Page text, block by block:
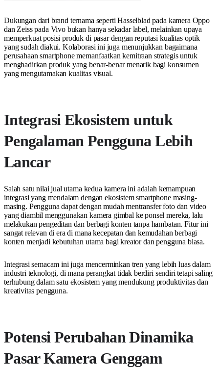
Dukungan dari brand ternama seperti Hasselblad pada kamera Oppo
dan Zeiss pada Vivo bukan hanya sekadar label, melainkan upaya
memperkuat posisi produk di pasar dengan reputasi kualitas optik
yang sudah diakui. Kolaborasi ini juga menunjukkan bagaimana
perusahaan smartphone memanfaatkan kemitraan strategis untuk
menghadirkan produk yang benar-benar menarik bagi konsumen
yang mengutamakan kualitas visual.
Integrasi Ekosistem untuk
Pengalaman Pengguna Lebih
Lancar
Salah satu nilai jual utama kedua kamera ini adalah kemampuan
integrasi yang mendalam dengan ekosistem smartphone masing-
masing. Pengguna dapat dengan mudah mentransfer foto dan video
yang diambil menggunakan kamera gimbal ke ponsel mereka, lalu
melakukan pengeditan dan berbagi konten tanpa hambatan. Fitur ini
sangat relevan di era di mana kecepatan dan kemudahan berbagi
konten menjadi kebutuhan utama bagi kreator dan pengguna biasa.
Integrasi semacam ini juga mencerminkan tren yang lebih luas dalam
industri teknologi, di mana perangkat tidak berdiri sendiri tetapi saling
terhubung dalam satu ekosistem yang mendukung produktivitas dan
kreativitas pengguna.
Potensi Perubahan Dinamika
Pasar Kamera Genggam